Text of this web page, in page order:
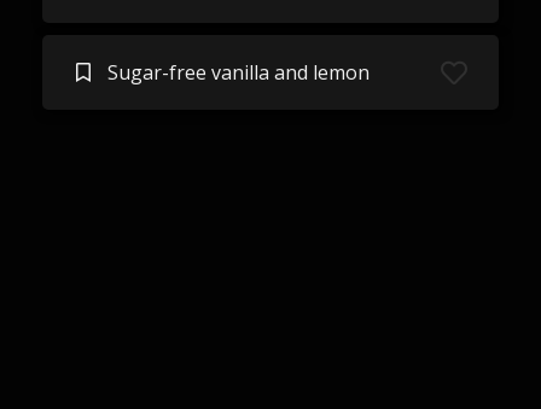
Sugar-free vanilla and lemon